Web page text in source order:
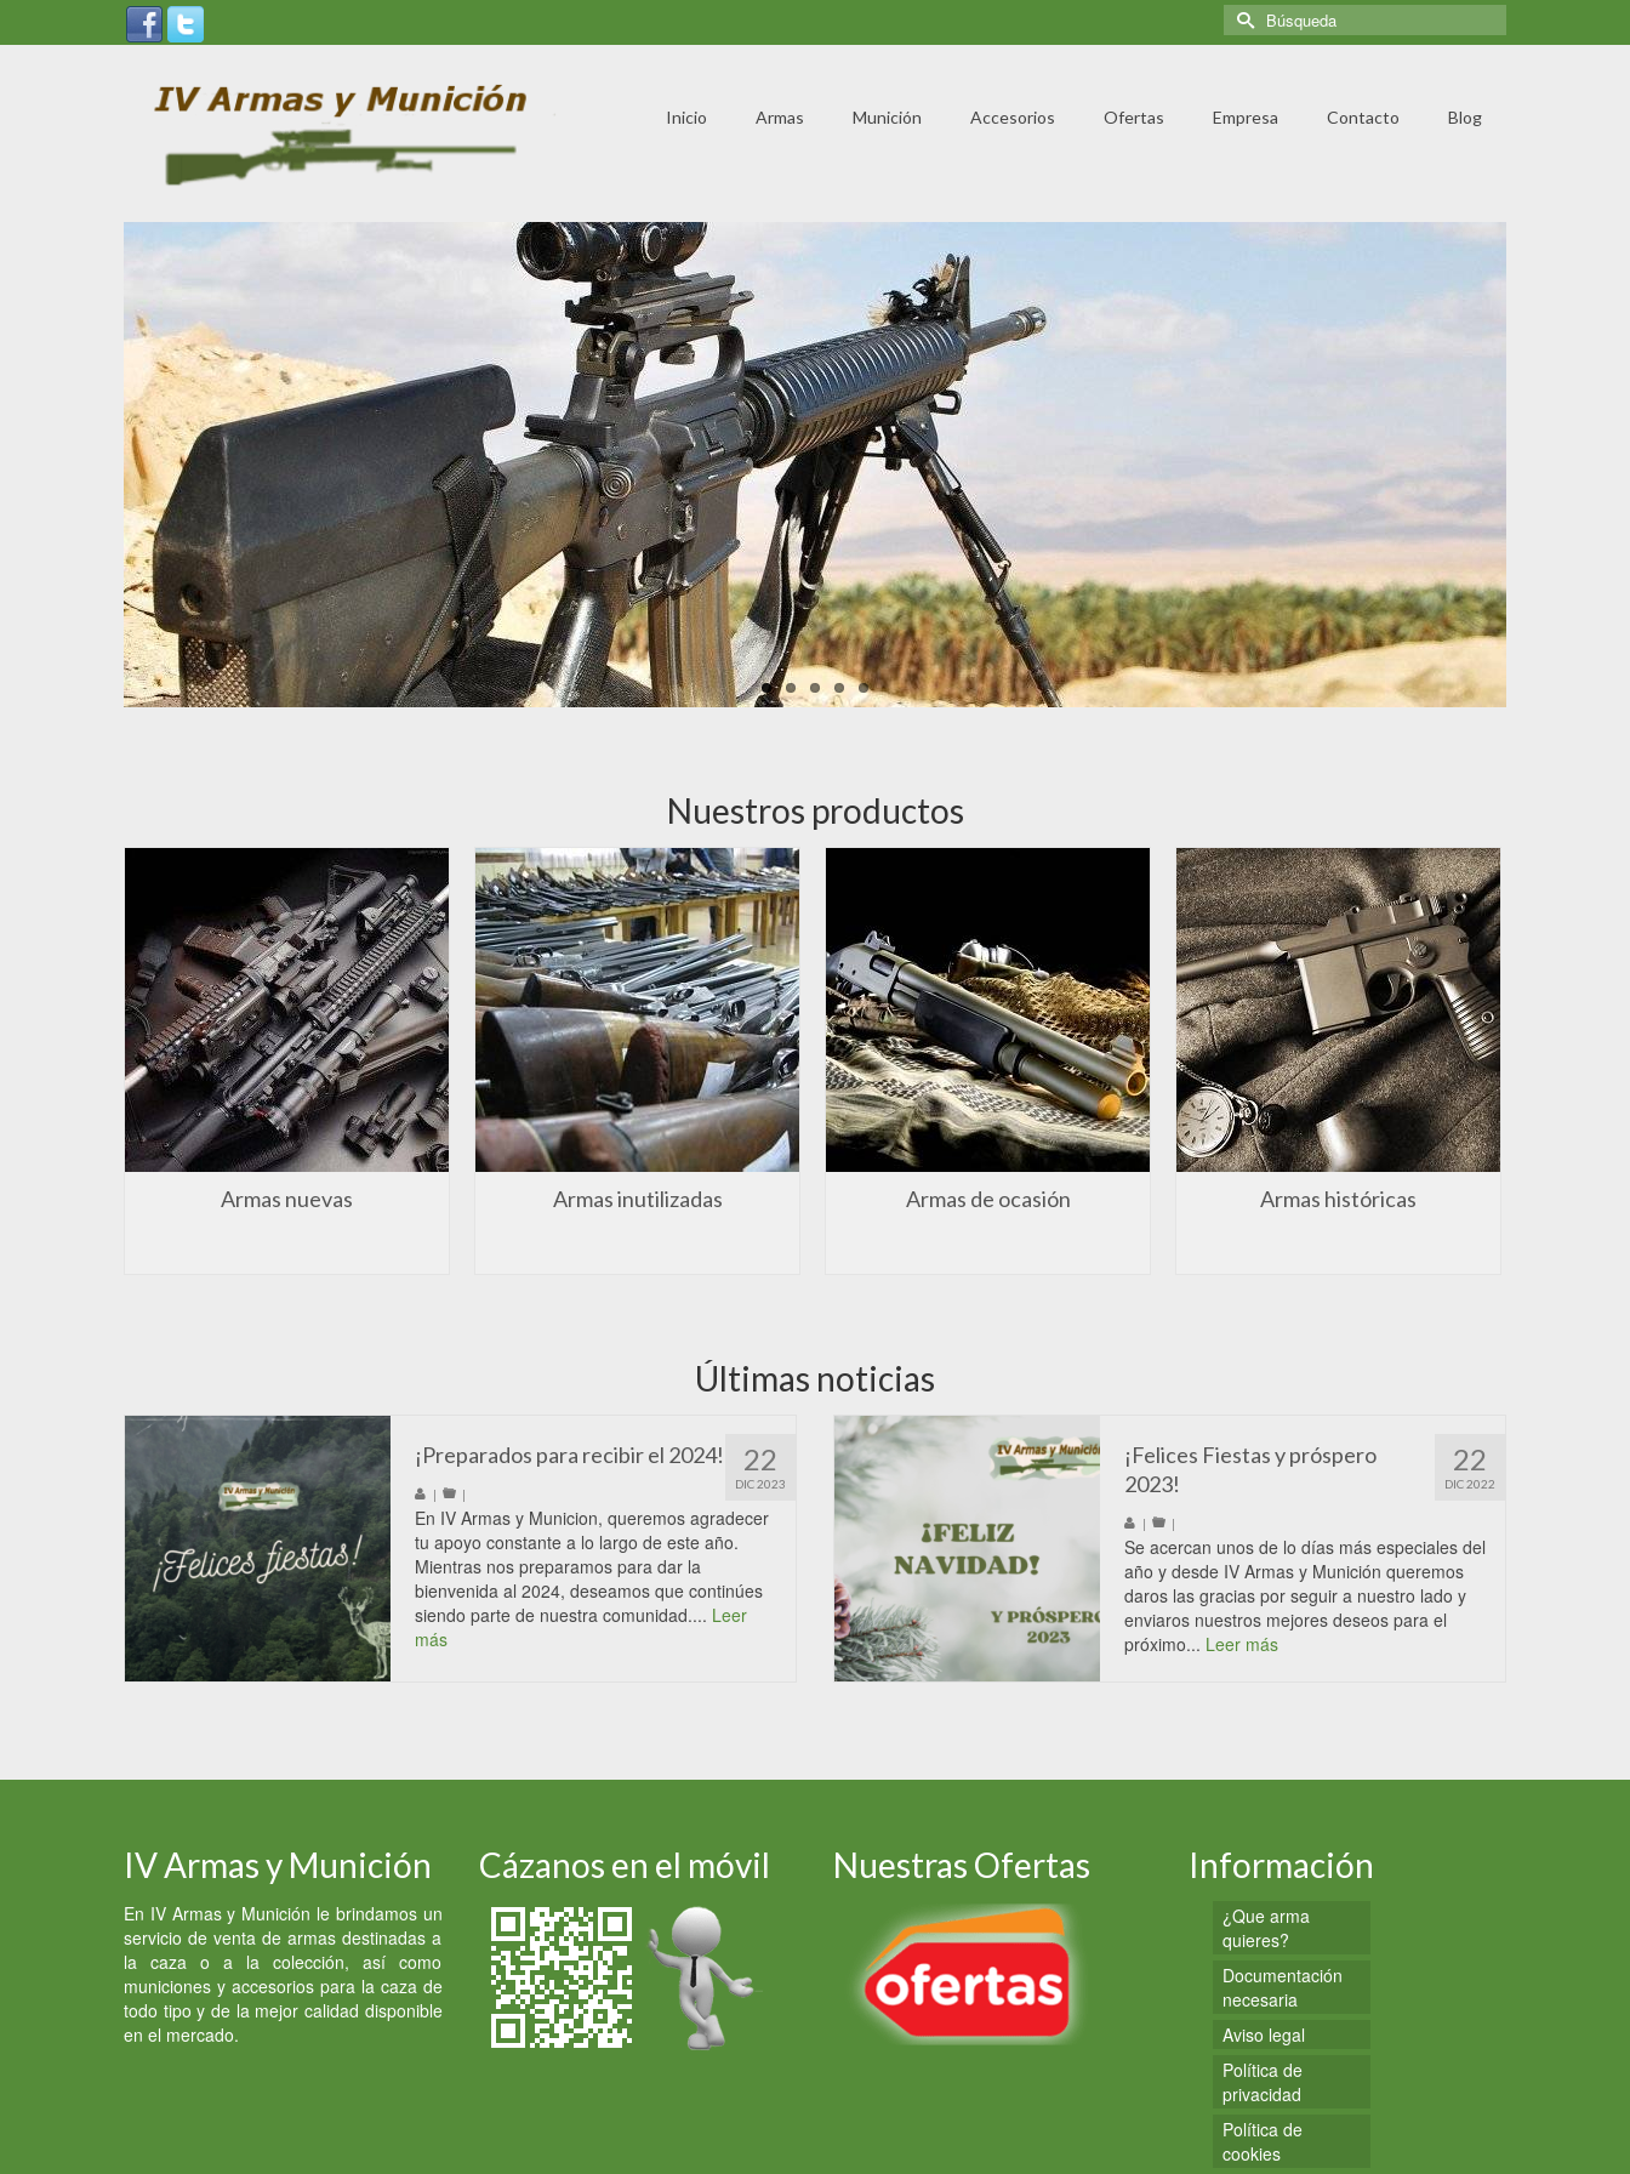
Inicio Armas Munición Accesorios Ofertas Empresa Contacto Blog
Nuestros productos
Armas nuevas Armas inutilizadas Armas de ocasión Armas históricas
Últimas noticias
22
DIC 2023
¡Preparados para recibir el 2024!
| |
En IV Armas y Municion, queremos agradecer
tu apoyo constante a lo largo de este año.
Mientras nos preparamos para dar la
bienvenida al 2024, deseamos que continúes
siendo parte de nuestra comunidad.... Leer
más
22
DIC 2022
¡Felices Fiestas y próspero
2023!
| |
Se acercan unos de lo días más especiales del
año y desde IV Armas y Munición queremos
daros las gracias por seguir a nuestro lado y
enviaros nuestros mejores deseos para el
próximo... Leer más
IV Armas y Munición
En IV Armas y Munición le brindamos un
servicio de venta de armas destinadas a
la caza o a la colección, así como
municiones y accesorios para la caza de
todo tipo y de la mejor calidad disponible
en el mercado.
Cázanos en el móvil Nuestras Ofertas Información
¿Que arma
quieres?
Documentación
necesaria
Aviso legal
Política de
privacidad
Política de
cookies